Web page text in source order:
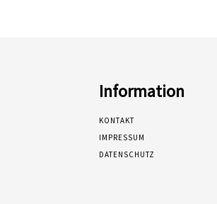
Information
KONTAKT
IMPRESSUM
DATENSCHUTZ